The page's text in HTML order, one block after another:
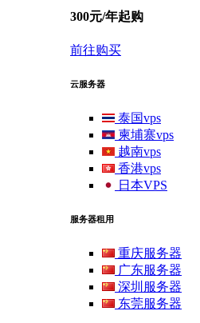
300元/年起购
前往购买
云服务器
泰国vps
柬埔寨vps
越南vps
香港vps
日本VPS
服务器租用
重庆服务器
广东服务器
深圳服务器
东莞服务器